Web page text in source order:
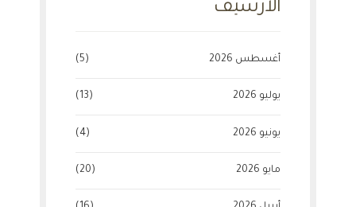
الأرشيف
أغسطس 2026 (5)
يوليو 2026 (13)
يونيو 2026 (4)
مايو 2026 (20)